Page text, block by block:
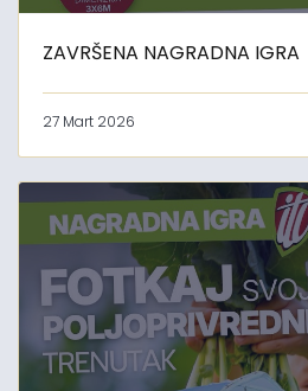
ZAVRŠENA NAGRADNA IGRA
27 Mart 2026